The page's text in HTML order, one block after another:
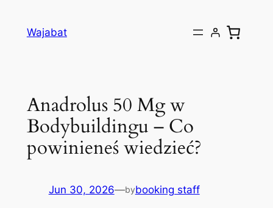
Wajabat
Anadrolus 50 Mg w
Bodybuildingu – Co
powinieneś wiedzieć?
Jun 30, 2026—bybooking staff